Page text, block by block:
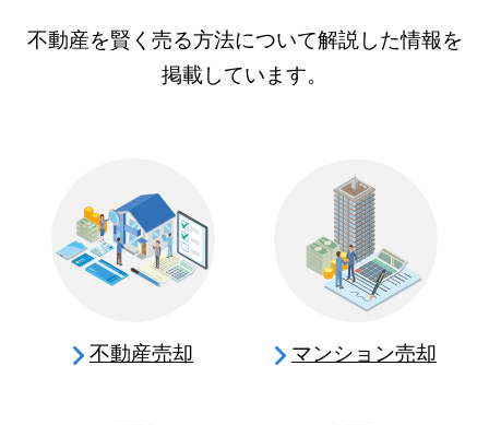
不動産を賢く売る方法について解説した情報を
掲載しています。
不動産売却 マンション売却